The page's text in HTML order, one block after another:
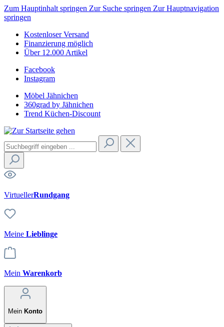
Zum Hauptinhalt springen Zur Suche springen Zur Hauptnavigation
springen
Kostenloser Versand
Finanzierung möglich
Über 12.000 Artikel
Facebook
Instagram
Möbel Jähnichen
360grad by Jähnichen
Trend Küchen-Discount
VirtuellerRundgang
Meine Lieblinge
Mein Warenkorb
Mein Konto